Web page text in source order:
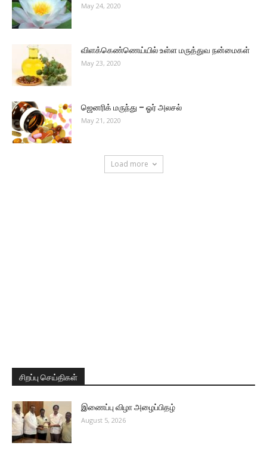
May 24, 2020
விளக்கெண்ணெய்யில் உள்ள மருத்துவ நன்மைகள்
May 23, 2020
ஜெனரிக் மருந்து – ஓர் அலசல்
May 21, 2020
Load more
சிறப்பு செய்திகள்
இணைப்பு விழா அழைப்பிதழ்
August 5, 2026